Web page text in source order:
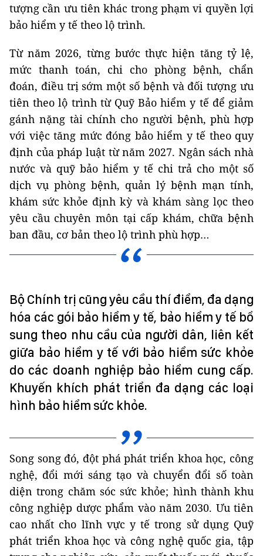
tượng cần ưu tiên khác trong phạm vi quyền lợi
bảo hiểm y tế theo lộ trình.
Từ năm 2026, từng bước thực hiện tăng tỷ lệ,
mức thanh toán, chi cho phòng bệnh, chẩn
đoán, điều trị sớm một số bệnh và đối tượng ưu
tiên theo lộ trình từ Quỹ Bảo hiểm y tế để giảm
gánh nặng tài chính cho người bệnh, phù hợp
với việc tăng mức đóng bảo hiểm y tế theo quy
định của pháp luật từ năm 2027. Ngân sách nhà
nước và quỹ bảo hiểm y tế chi trả cho một số
dịch vụ phòng bệnh, quản lý bệnh mạn tính,
khám sức khỏe định kỳ và khám sàng lọc theo
yêu cầu chuyên môn tại cấp khám, chữa bệnh
ban đầu, cơ bản theo lộ trình phù hợp…
Bộ Chính trị cũng yêu cầu thí điểm, đa dạng
hóa các gói bảo hiểm y tế, bảo hiểm y tế bổ
sung theo nhu cầu của người dân, liên kết
giữa bảo hiểm y tế với bảo hiểm sức khỏe
do các doanh nghiệp bảo hiểm cung cấp.
Khuyến khích phát triển đa dạng các loại
hình bảo hiểm sức khỏe.
Song song đó, đột phá phát triển khoa học, công
nghệ, đổi mới sáng tạo và chuyển đổi số toàn
diện trong chăm sóc sức khỏe; hình thành khu
công nghiệp dược phẩm vào năm 2030. Ưu tiên
cao nhất cho lĩnh vực y tế trong sử dụng Quỹ
phát triển khoa học và công nghệ quốc gia, tập